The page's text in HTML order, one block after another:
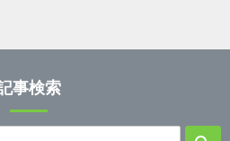
事検索